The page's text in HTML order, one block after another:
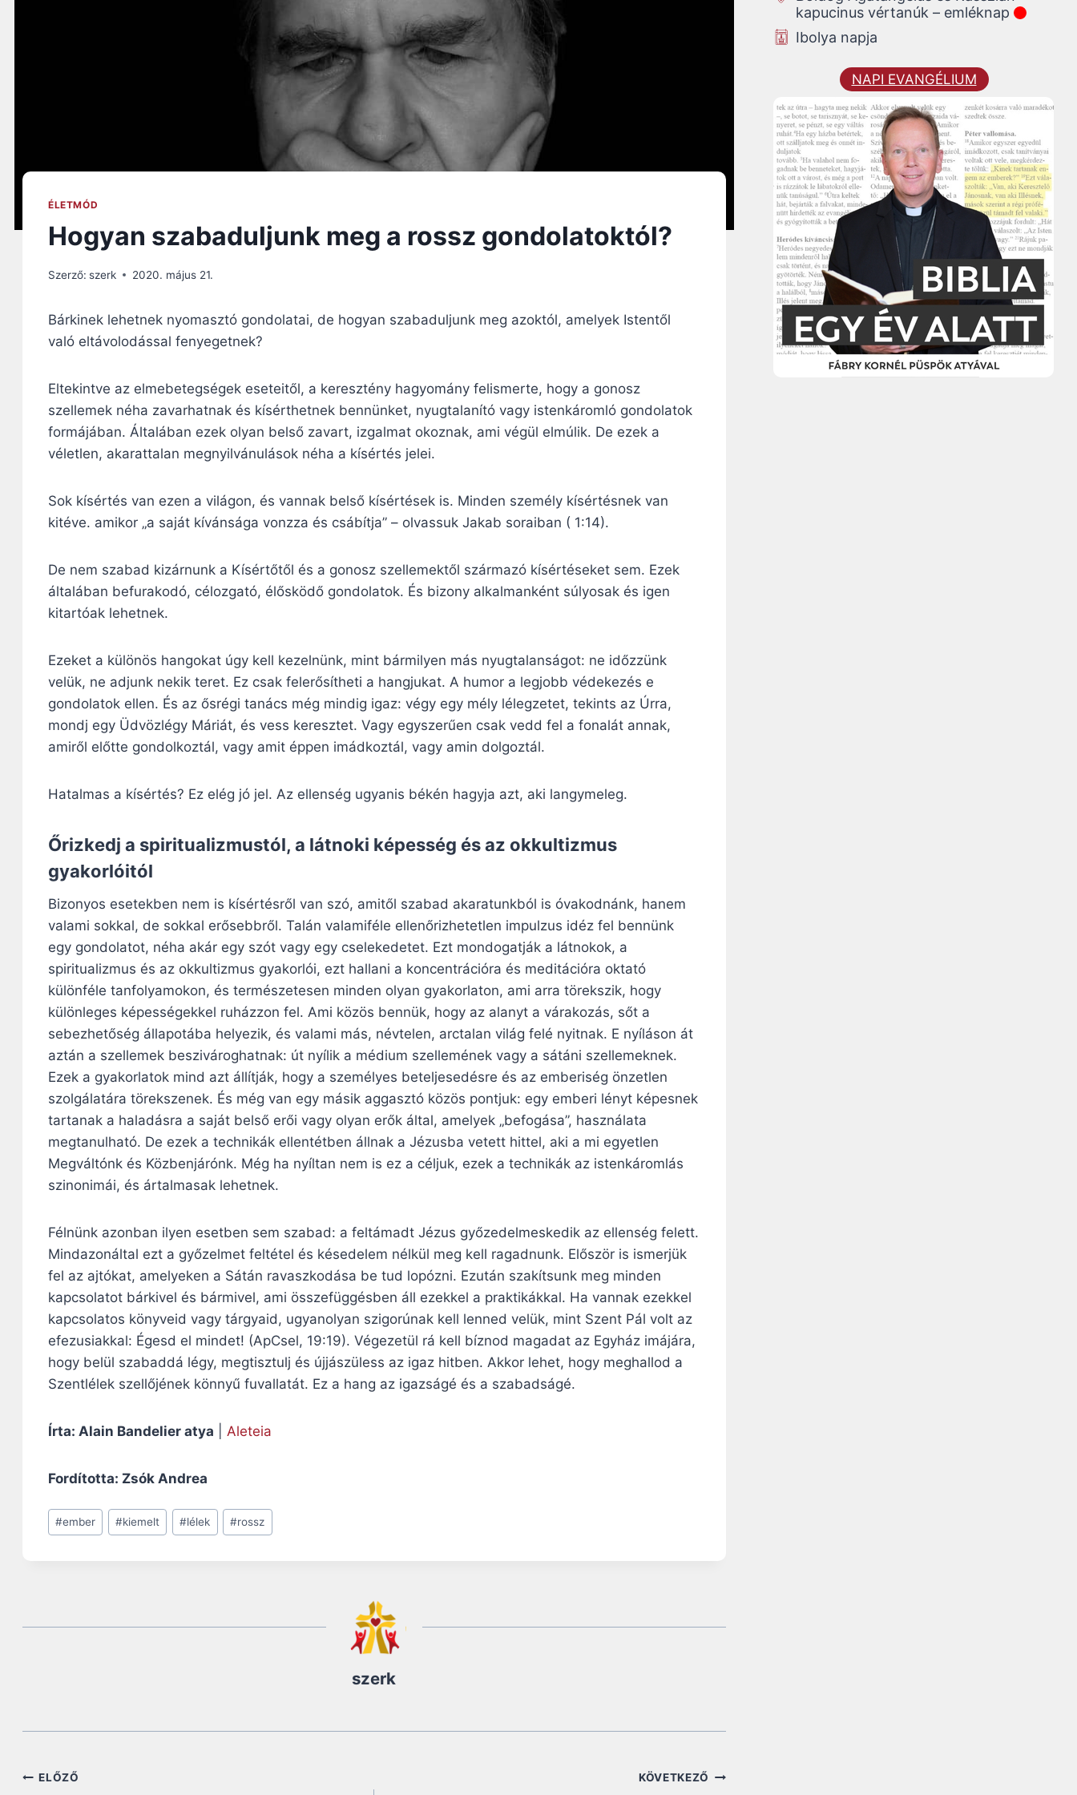
ÉLETMÓD
Hogyan szabaduljunk meg a rossz gondolatoktól?
Szerző: szerk 2020. május 21.
Bárkinek lehetnek nyomasztó gondolatai, de hogyan szabaduljunk meg azoktól, amelyek Istentől
való eltávolodással fenyegetnek?
Eltekintve az elmebetegségek eseteitől, a keresztény hagyomány felismerte, hogy a gonosz
szellemek néha zavarhatnak és kísérthetnek bennünket, nyugtalanító vagy istenkáromló gondolatok
formájában. Általában ezek olyan belső zavart, izgalmat okoznak, ami végül elmúlik. De ezek a
véletlen, akarattalan megnyilvánulások néha a kísértés jelei.
Sok kísértés van ezen a világon, és vannak belső kísértések is. Minden személy kísértésnek van
kitéve. amikor „a saját kívánsága vonzza és csábítja” – olvassuk Jakab soraiban ( 1:14).
De nem szabad kizárnunk a Kísértőtől és a gonosz szellemektől származó kísértéseket sem. Ezek
általában befurakodó, célozgató, élősködő gondolatok. És bizony alkalmanként súlyosak és igen
kitartóak lehetnek.
Ezeket a különös hangokat úgy kell kezelnünk, mint bármilyen más nyugtalanságot: ne időzzünk
velük, ne adjunk nekik teret. Ez csak felerősítheti a hangjukat. A humor a legjobb védekezés e
gondolatok ellen. És az ősrégi tanács még mindig igaz: végy egy mély lélegzetet, tekints az Úrra,
mondj egy Üdvözlégy Máriát, és vess keresztet. Vagy egyszerűen csak vedd fel a fonalát annak,
amiről előtte gondolkoztál, vagy amit éppen imádkoztál, vagy amin dolgoztál.
Hatalmas a kísértés? Ez elég jó jel. Az ellenség ugyanis békén hagyja azt, aki langymeleg.
Őrizkedj a spiritualizmustól, a látnoki képesség és az okkultizmus
gyakorlóitól
Bizonyos esetekben nem is kísértésről van szó, amitől szabad akaratunkból is óvakodnánk, hanem
valami sokkal, de sokkal erősebbről. Talán valamiféle ellenőrizhetetlen impulzus idéz fel bennünk
egy gondolatot, néha akár egy szót vagy egy cselekedetet. Ezt mondogatják a látnokok, a
spiritualizmus és az okkultizmus gyakorlói, ezt hallani a koncentrációra és meditációra oktató
különféle tanfolyamokon, és természetesen minden olyan gyakorlaton, ami arra törekszik, hogy
különleges képességekkel ruházzon fel. Ami közös bennük, hogy az alanyt a várakozás, sőt a
sebezhetőség állapotába helyezik, és valami más, névtelen, arctalan világ felé nyitnak. E nyíláson át
aztán a szellemek beszivároghatnak: út nyílik a médium szellemének vagy a sátáni szellemeknek.
Ezek a gyakorlatok mind azt állítják, hogy a személyes beteljesedésre és az emberiség önzetlen
szolgálatára törekszenek. És még van egy másik aggasztó közös pontjuk: egy emberi lényt képesnek
tartanak a haladásra a saját belső erői vagy olyan erők által, amelyek „befogása”, használata
megtanulható. De ezek a technikák ellentétben állnak a Jézusba vetett hittel, aki a mi egyetlen
Megváltónk és Közbenjárónk. Még ha nyíltan nem is ez a céljuk, ezek a technikák az istenkáromlás
szinonimái, és ártalmasak lehetnek.
Félnünk azonban ilyen esetben sem szabad: a feltámadt Jézus győzedelmeskedik az ellenség felett.
Mindazonáltal ezt a győzelmet feltétel és késedelem nélkül meg kell ragadnunk. Először is ismerjük
fel az ajtókat, amelyeken a Sátán ravaszkodása be tud lopózni. Ezután szakítsunk meg minden
kapcsolatot bárkivel és bármivel, ami összefüggésben áll ezekkel a praktikákkal. Ha vannak ezekkel
kapcsolatos könyveid vagy tárgyaid, ugyanolyan szigorúnak kell lenned velük, mint Szent Pál volt az
efezusiakkal: Égesd el mindet! (ApCsel, 19:19). Végezetül rá kell bíznod magadat az Egyház imájára,
hogy belül szabaddá légy, megtisztulj és újjászüless az igaz hitben. Akkor lehet, hogy meghallod a
Szentlélek szellőjének könnyű fuvallatát. Ez a hang az igazságé és a szabadságé.
Írta: Alain Bandelier atya Aleteia
Fordította: Zsók Andrea
Post
Tags:
#ember #kiemelt #lélek #rossz
szerk
Bejegyzés
ELŐZŐ KÖVETKEZŐ
kapucinus vértanúk – emléknap
Ibolya napja
NAPI EVANGÉLIUM